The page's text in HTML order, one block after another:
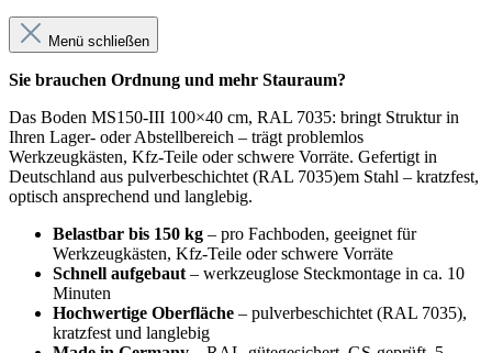
Menü schließen
Sie brauchen Ordnung und mehr Stauraum?
Das Boden MS150-III 100×40 cm, RAL 7035: bringt Struktur in
Ihren Lager- oder Abstellbereich – trägt problemlos
Werkzeugkästen, Kfz-Teile oder schwere Vorräte. Gefertigt in
Deutschland aus pulverbeschichtet (RAL 7035)em Stahl – kratzfest,
optisch ansprechend und langlebig.
Belastbar bis 150 kg – pro Fachboden, geeignet für
Werkzeugkästen, Kfz-Teile oder schwere Vorräte
Schnell aufgebaut– werkzeuglose Steckmontage in ca. 10
Minuten
Hochwertige Oberfläche – pulverbeschichtet (RAL 7035),
kratzfest und langlebig